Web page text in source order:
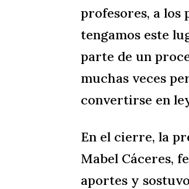
profesores, a los
tengamos este
parte de un
muchas veces
convertirse en
En el cierre, la
Mabel Cáceres,
aportes y